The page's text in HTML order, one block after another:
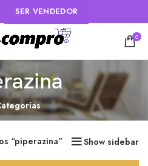
SER VENDEDOR
0
“piperazina” Show sidebar